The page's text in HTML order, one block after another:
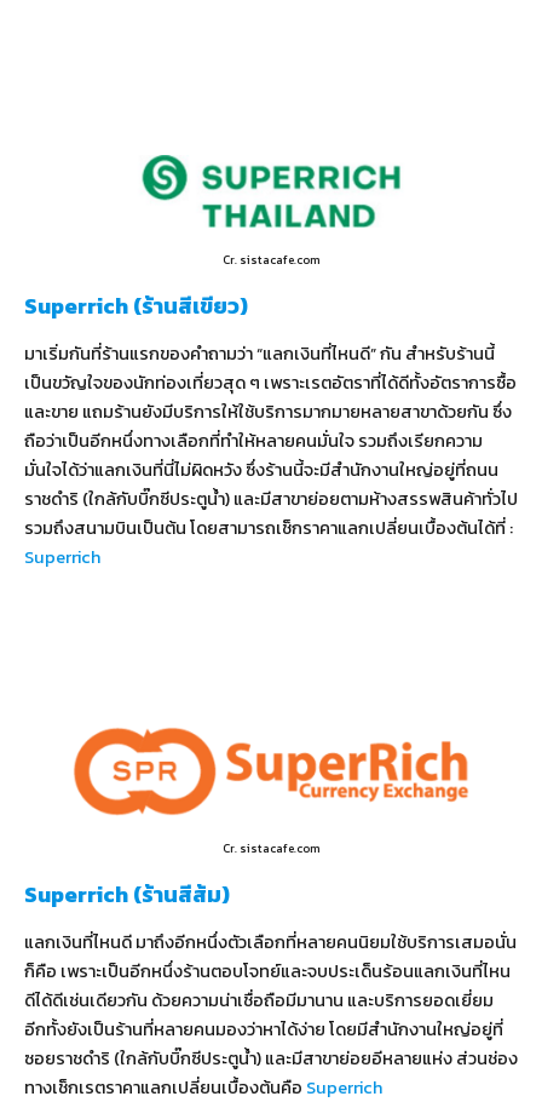
Cr. sistacafe.com
Superrich (ร้านสีเขียว)
มาเริ่มกันที่ร้านแรกของคำถามว่า “แลกเงินที่ไหนดี” กัน สำหรับร้านนี้
เป็นขวัญใจของนักท่องเที่ยวสุด ๆ เพราะเรตอัตราที่ได้ดีทั้งอัตราการซื้อ
และขาย แถมร้านยังมีบริการให้ใช้บริการมากมายหลายสาขาด้วยกัน ซึ่ง
ถือว่าเป็นอีกหนึ่งทางเลือกที่ทำให้หลายคนมั่นใจ รวมถึงเรียกความ
มั่นใจได้ว่าแลกเงินที่นี่ไม่ผิดหวัง ซึ่งร้านนี้จะมีสำนักงานใหญ่อยู่ที่ถนน
ราชดำริ (ใกล้กับบิ๊กซีประตูน้ำ) และมีสาขาย่อยตามห้างสรรพสินค้าทั่วไป
รวมถึงสนามบินเป็นต้น โดยสามารถเช็กราคาแลกเปลี่ยนเบื้องต้นได้ที่ :
Superrich
Cr. sistacafe.com
Superrich (ร้านสีส้ม)
แลกเงินที่ไหนดี มาถึงอีกหนึ่งตัวเลือกที่หลายคนนิยมใช้บริการเสมอนั่น
ก็คือ เพราะเป็นอีกหนึ่งร้านตอบโจทย์และจบประเด็นร้อนแลกเงินที่ไหน
ดีได้ดีเช่นเดียวกัน ด้วยความน่าเชื่อถือมีมานาน และบริการยอดเยี่ยม
อีกทั้งยังเป็นร้านที่หลายคนมองว่าหาได้ง่าย โดยมีสำนักงานใหญ่อยู่ที่
ซอยราชดำริ (ใกล้กับบิ๊กซีประตูน้ำ) และมีสาขาย่อยอีหลายแห่ง ส่วนช่อง
ทางเช็กเรตราคาแลกเปลี่ยนเบื้องต้นคือ Superrich